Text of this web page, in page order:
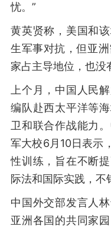
忧。”
黄英贤称，美国和
生军事对抗，但亚洲
家占主导地位，也没
上个月，中国人民
编队赴西太平洋等
卫和联合作战能力
军大校6月10日表示
性训练，旨在不断
际法和国际实践，不
中国外交部发言人
亚洲各国的共同家